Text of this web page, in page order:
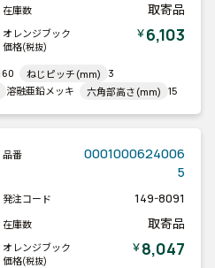
在庫数 取寄品
オレンジブック
価格(税抜)
￥6,103
60 ねじピッチ(mm)
3
溶融亜鉛メッキ 六角部高さ(mm) 15
品番
0001000624006
5
発注コード 149-8091
在庫数 取寄品
オレンジブック
価格(税抜)
￥8,047